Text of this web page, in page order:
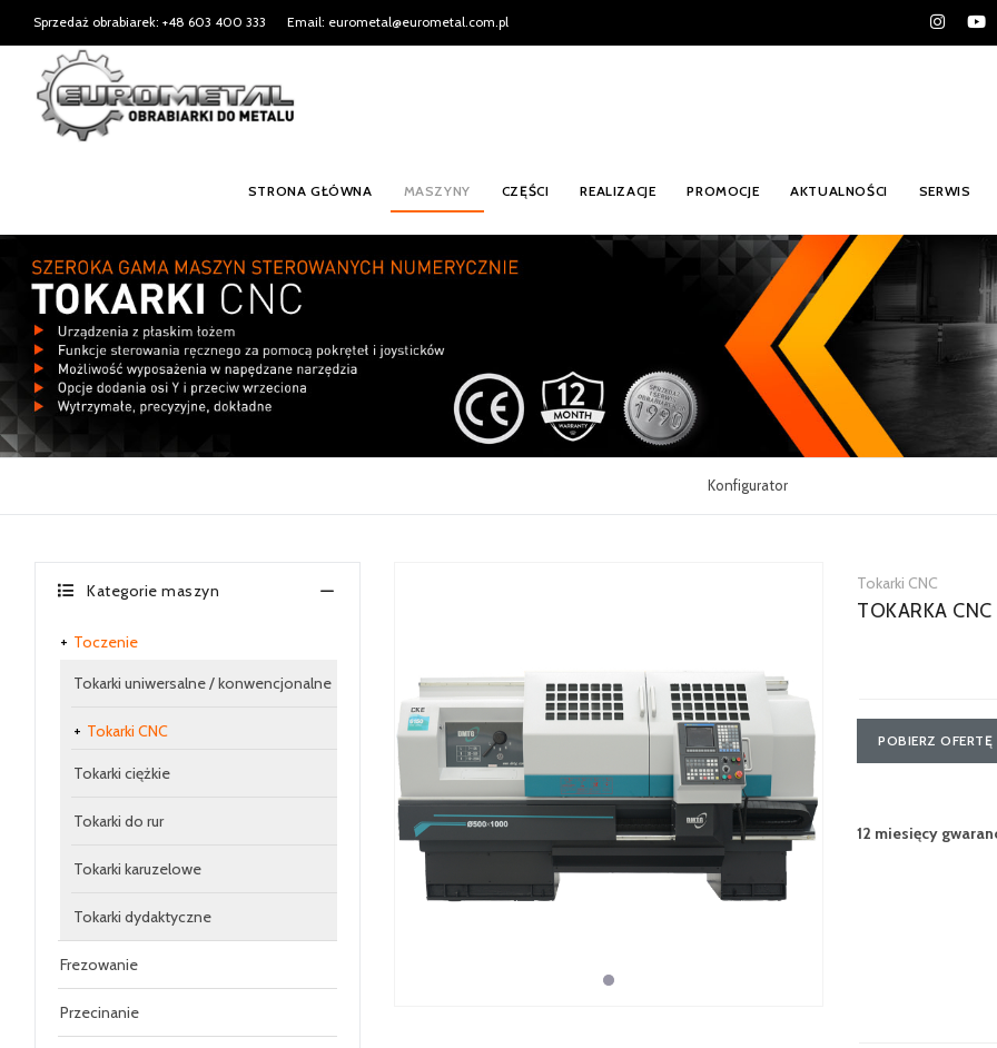
Sprzedaż obrabiarek: +48 603 400 333 Email: eurometal@eurometal.com.pl
STRONA GŁÓWNA MASZYNY CZĘŚCI REALIZACJE PROMOCJE AKTUALNOŚCI SERWIS
Konfigurator
Kategorie maszyn
Toczenie
Tokarki uniwersalne / konwencjonalne
Tokarki CNC
Tokarki ciężkie
Tokarki do rur
Tokarki karuzelowe
Tokarki dydaktyczne
Frezowanie
Przecinanie
Tokarki CNC
TOKARKA
POBIERZ OFERTĘ
12 miesięcy